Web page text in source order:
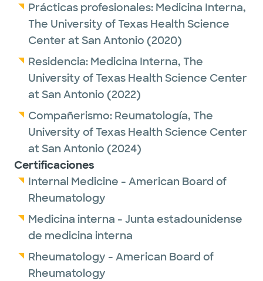
Prácticas profesionales: Medicina Interna,
The University of Texas Health Science
Center at San Antonio (2020)
Residencia: Medicina Interna, The
University of Texas Health Science Center
at San Antonio (2022)
Compañerismo: Reumatología, The
University of Texas Health Science Center
at San Antonio (2024)
Certificaciones
Internal Medicine - American Board of
Rheumatology
Medicina interna - Junta estadounidense
de medicina interna
Rheumatology - American Board of
Rheumatology